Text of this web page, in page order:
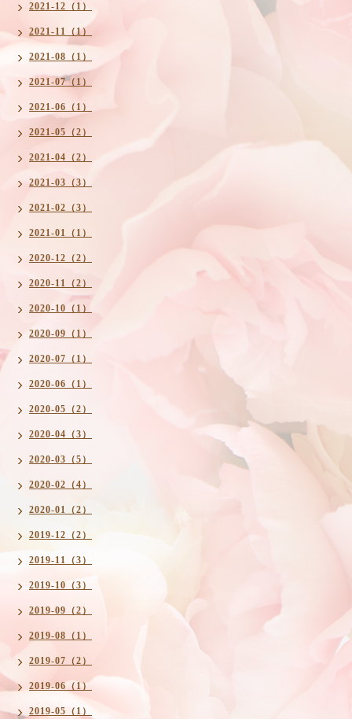
2021-12（1）
2021-11（1）
2021-08（1）
2021-07（1）
2021-06（1）
2021-05（2）
2021-04（2）
2021-03（3）
2021-02（3）
2021-01（1）
2020-12（2）
2020-11（2）
2020-10（1）
2020-09（1）
2020-07（1）
2020-06（1）
2020-05（2）
2020-04（3）
2020-03（5）
2020-02（4）
2020-01（2）
2019-12（2）
2019-11（3）
2019-10（3）
2019-09（2）
2019-08（1）
2019-07（2）
2019-06（1）
2019-05（1）